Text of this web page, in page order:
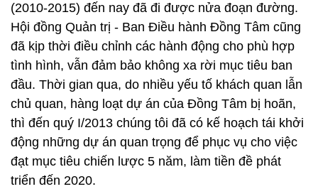
(2010-2015) đến nay đã đi được nửa đoạn đường.
Hội đồng Quản trị - Ban Điều hành Đồng Tâm cũng
đã kịp thời điều chỉnh các hành động cho phù hợp
tình hình, vẫn đảm bảo không xa rời mục tiêu ban
đầu. Thời gian qua, do nhiều yếu tố khách quan lẫn
chủ quan, hàng loạt dự án của Đồng Tâm bị hoãn,
thì đến quý I/2013 chúng tôi đã có kế hoạch tái khởi
động những dự án quan trọng để phục vụ cho việc
đạt mục tiêu chiến lược 5 năm, làm tiền đề phát
triển đến 2020.